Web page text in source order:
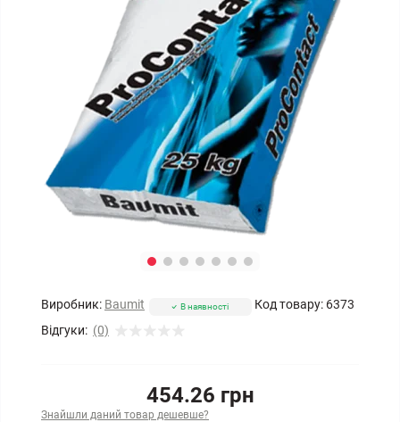
Виробник: Baumit Код товару: 6373
Відгуки: (0)
В наявності
454.26 грн
Знайшли даний товар дешевше?